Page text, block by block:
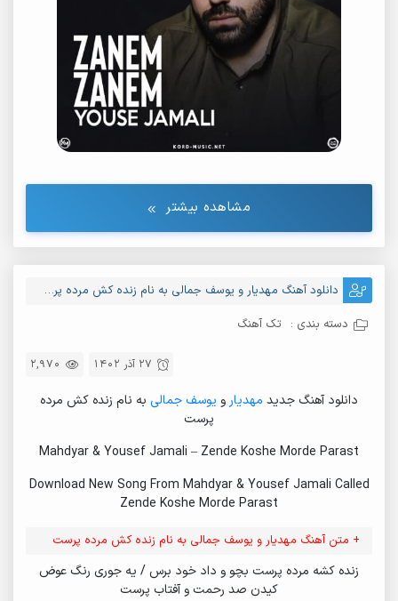
مشاهده بیشتر
دانلود آهنگ مهدیار و یوسف جمالی به نام زنده کش مرده پرست
دسته بندی : تک آهنگ
2,970 27 آذر 1402
دانلود آهنگ جدید مهدیارو یوسف جمالی به نام زنده کش مرده
پرست
Mahdyar & Yousef Jamali – Zende Koshe Morde Parast
Download New Song From Mahdyar & Yousef Jamali Called
Zende Koshe Morde Parast
+ متن آهنگ مهدیار و یوسف جمالی به نام زنده کش مرده پرست
زنده کشه مرده پرست بچو و داد خود برس / یه جوری رنگ عوض
کیدن صد رحمت و آفتاب پرست